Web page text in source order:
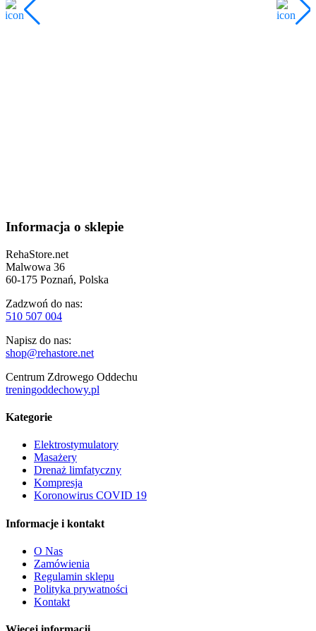
Informacja o sklepie
RehaStore.net
Malwowa 36
60-175 Poznań, Polska
Zadzwoń do nas:
510 507 004
Napisz do nas:
shop@rehastore.net
Centrum Zdrowego Oddechu
treningoddechowy.pl
Kategorie
Elektrostymulatory
Masażery
Drenaż limfatyczny
Kompresja
Koronowirus COVID 19
Informacje i kontakt
O Nas
Zamówienia
Regulamin sklepu
Polityka prywatności
Kontakt